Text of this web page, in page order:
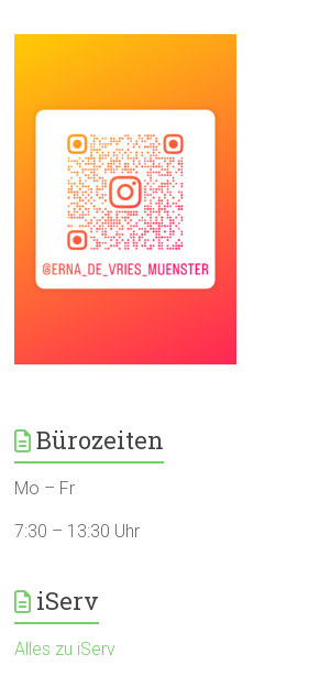
Bürozeiten
Mo – Fr
7:30 – 13:30 Uhr
iServ
Alles zu iServ